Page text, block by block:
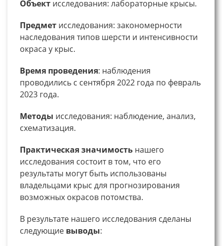
Объект исследования: лабораторные крысы.
Предмет исследования: закономерности
наследования типов шерсти и интенсивности
окраса у крыс.
Время проведения: наблюдения
проводились с сентября 2022 года по февраль
2023 года.
Методы исследования: наблюдение, анализ,
схематизация.
Практическая значимость нашего
исследования состоит в том, что его
результаты могут быть использованы
владельцами крыс для прогнозирования
возможных окрасов потомства.
В результате нашего исследования сделаны
следующие выводы: